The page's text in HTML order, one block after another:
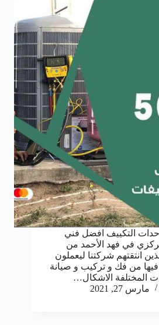
التكييف افضل فني
في فهد الأحمد من
انتقتهم شركتنا ليعملون
فيها من فك و تركيب و صيانة
المختلفة الاشكال…
مارس 27, 2021